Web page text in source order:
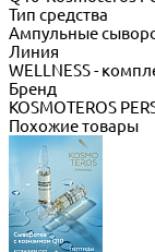
Тип средства
Ампульные
Линия
WELLNESS -
Бренд
KOSMOTEROS
Похожие товары